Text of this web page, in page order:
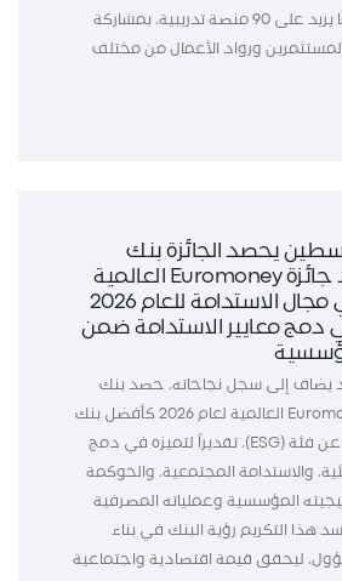
متحدث، إلى جانب ما يزيد على 90 منصة تدريبية، بمشاركة
ورواد الأعمال من مختلف
يحصد الجائزة بنك
فلسطين يحصد جائزة Euromoney العالمية
كأفضل بنك في مجال الاستدامة للعام 2026
دمج معايير الاستدامة ضمن
يضاف إلى سجل نجاحاته، حصد بنك
فلسطين جائزة Euromoney العالمية لعام 2026 كأفضل بنك
في مجال الاستدامة عن فئة (ESG)، تقديراً لتميزه في دمج
والاستدامة المجتمعية، والحوكمة
المؤسسية وعملياته المصرفية
2025. ويجسد هذا التكريم رؤية البنك في بناء
ليحقق قيمة اقتصادية واجتماعية